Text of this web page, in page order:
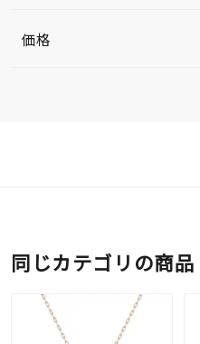
価格
同じカテゴリの商品